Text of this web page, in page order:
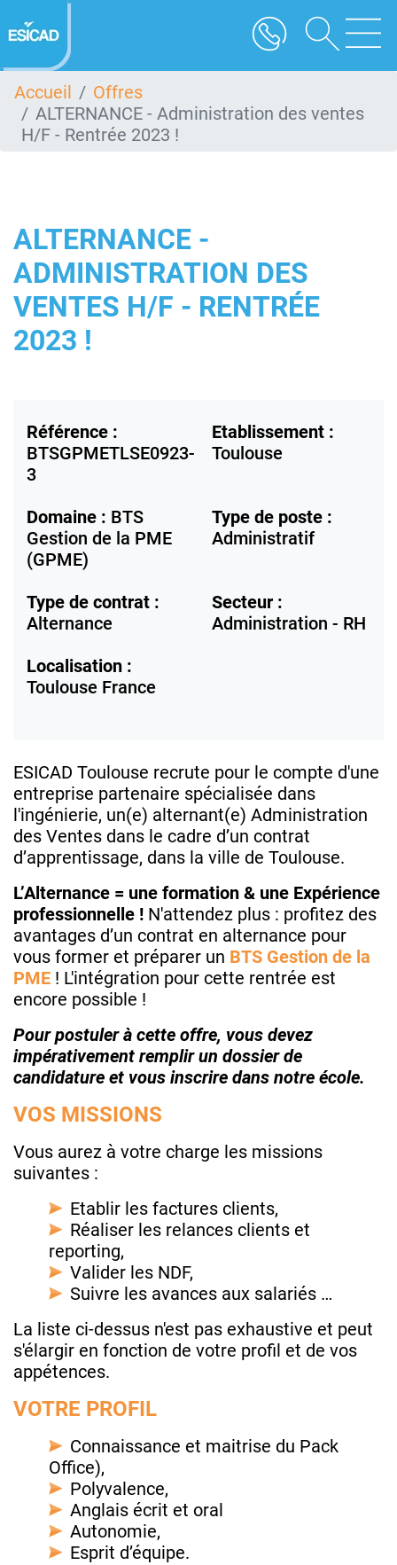
au
contenu
Accueil
Offres
ALTERNANCE - Administration des ventes
H/F - Rentrée 2023 !
ALTERNANCE -
ADMINISTRATION DES
VENTES H/F - RENTRÉE
2023 !
Référence :
BTSGPMETLSE0923-
3
Etablissement :
Toulouse
Domaine : BTS
Gestion de la PME
(GPME)
Type de poste :
Administratif
Type de contrat :
Alternance
Secteur :
Administration - RH
Localisation :
Toulouse France
ESICAD Toulouse recrute pour le compte d'une
entreprise partenaire spécialisée dans
l'ingénierie, un(e) alternant(e) Administration
des Ventes dans le cadre d’un contrat
d’apprentissage, dans la ville de Toulouse.
L’Alternance = une formation & une Expérience
professionnelle ! N'attendez plus : profitez des
avantages d’un contrat en alternance pour
vous former et préparer un BTS Gestion de la
PME ! L'intégration pour cette rentrée est
encore possible !
Pour postuler à cette offre, vous devez
impérativement remplir un dossier de
candidature et vous inscrire dans notre école.
VOS MISSIONS
Vous aurez à votre charge les missions
suivantes :
Etablir les factures clients,
Réaliser les relances clients et
reporting,
Valider les NDF,
Suivre les avances aux salariés …
La liste ci-dessus n'est pas exhaustive et peut
s'élargir en fonction de votre profil et de vos
appétences.
VOTRE PROFIL
Connaissance et maitrise du Pack
Office),
Polyvalence,
Anglais écrit et oral
Autonomie,
Esprit d’équipe.